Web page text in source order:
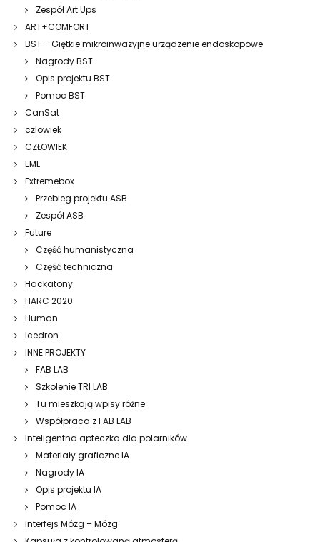
Zespół Art Ups
ART+COMFORT
BST – Giętkie mikroinwazyjne urządzenie endoskopowe
Nagrody BST
Opis projektu BST
Pomoc BST
CanSat
czlowiek
CZŁOWIEK
EML
Extremebox
Przebieg projektu ASB
Zespół ASB
Future
Część humanistyczna
Część techniczna
Hackatony
HARC 2020
Human
Icedron
INNE PROJEKTY
FAB LAB
Szkolenie TRI LAB
Tu mieszkają wpisy różne
Współpraca z FAB LAB
Inteligentna apteczka dla polarników
Materiały graficzne IA
Nagrody IA
Opis projektu IA
Pomoc IA
Interfejs Mózg – Mózg